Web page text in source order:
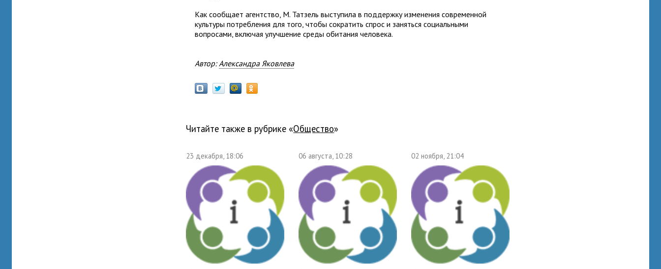
Как сообщает агентство, М. Татзель выступила в поддержку изменения современной
культуры потребления для того, чтобы сократить спрос и заняться социальными
вопросами, включая улучшение среды обитания человека.
Автор:Александра Яковлева
Читайте также в рубрике « общество»
23 декабря, 18:06 06 августа, 10:28 02 ноября, 21:04